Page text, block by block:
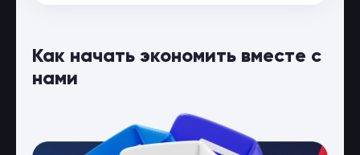
Как начать экономить вместе с
нами